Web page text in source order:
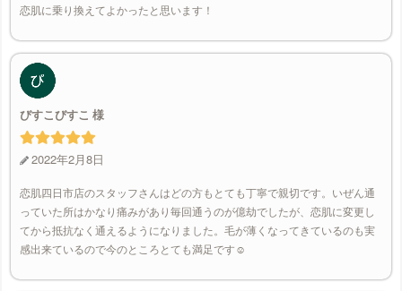
恋肌に乗り換えてよかったと思います！
びすこびすこ
2022年2月8日
恋肌四日市店のスタッフさんはどの方もとても丁寧で親切です。いぜん通
っていた所はかなり痛みがあり毎回通うのが億劫でしたが、恋肌に変更し
てから抵抗なく通えるようになりました。毛が薄くなってきているのも実
感出来ているので今のところとても満足です☺️